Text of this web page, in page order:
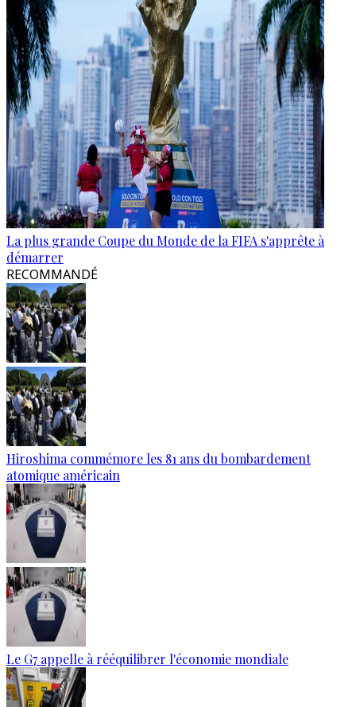
La plus grande Coupe du Monde de la FIFA s'apprête à
démarrer
RECOMMANDÉ
Hiroshima commémore les 81 ans du bombardement
atomique américain
Le G7 appelle à rééquilibrer l'économie mondiale